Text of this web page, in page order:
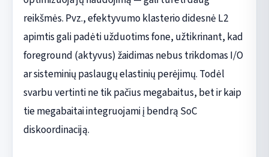
reikšmės. Pvz., efektyvumo klasterio didesnė L2
apimtis gali padėti užduotims fone, užtikrinant, kad
foreground (aktyvus) žaidimas nebus trikdomas I/O
ar sisteminių paslaugų elastinių perėjimų. Todėl
svarbu vertinti ne tik pačius megabaitus, bet ir kaip
tie megabaitai integruojami į bendrą SoC
diskoordinaciją.